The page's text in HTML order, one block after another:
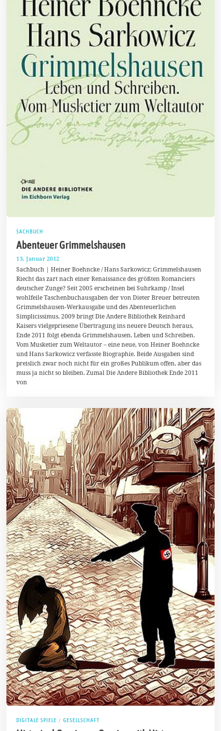
SACHBUCH
Abenteuer Grimmelshausen
13. Januar 2012
2
.
M
ä
r
2
0
1
4
Sachbuch | Heiner Boehncke / Hans Sarkowicz: Grimmelshausen
Riecht das zart nach einer Renaissance des größten Romanciers
deutscher Zunge? Seit 2005 erscheinen bei Suhrkamp / Insel
wohlfeile Taschenbuchausgaben der von Dieter Breuer betreuten
Grimmelshausen-Werkausgabe und des Abenteuerlichen
Simplicissimus. 2009 bringt Die Andere Bibliothek Reinhard
Kaisers vielgepriesene Übertragung ins neuere Deutsch heraus,
Ende 2011 folgt ebenda Grimmelshausen. Leben und Schreiben.
Vom Musketier zum Weltautor – eine neue, von Heiner Boehncke
und Hans Sarkowicz verfasste Biographie. Beide Ausgaben sind
preislich zwar noch nicht für ein großes Publikum offen, aber das
muss ja nicht so bleiben. Zumal Die Andere Bibliothek Ende 2011
von
DIGITALE SPIELE / GESELLSCHAFT